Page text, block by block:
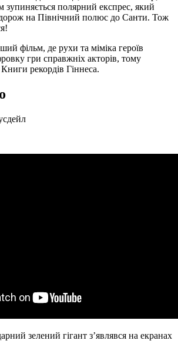
зупиняється полярний експрес, який
на Північний полюс до Санти. Тож
фільм, де рухи та міміка героїв
гри справжніх акторів, тому
рекордів Гіннеса.
зелений гігант з’являвся на екранах